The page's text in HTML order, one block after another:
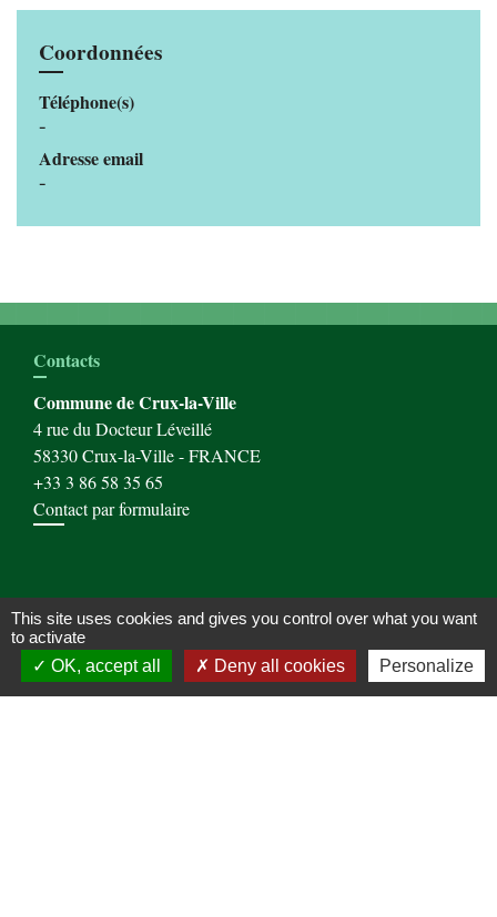
Coordonnées
Téléphone(s)
-
Adresse email
-
Contacts
Commune de Crux-la-Ville
4 rue du Docteur Léveillé
58330 Crux-la-Ville - FRANCE
+33 3 86 58 35 65
Contact par formulaire
Liens
C C Amognes Coeur du Nivernais
L'administration Française
This site uses cookies and gives you control over what you want
to activate
OK, accept all
Deny all cookies Personalize